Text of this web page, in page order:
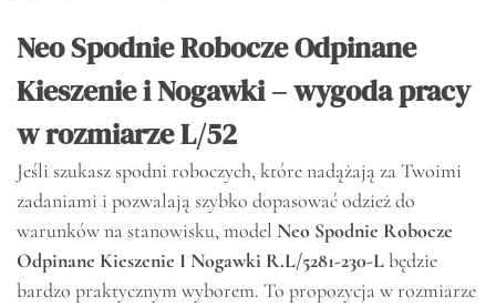
Neo Spodnie Robocze Odpinane
Kieszenie i Nogawki – wygoda pracy
w rozmiarze L/52
Jeśli szukasz spodni roboczych, które nadążają za Twoimi
zadaniami i pozwalają szybko dopasować odzież do
warunków na stanowisku, model Neo Spodnie Robocze
Odpinane Kieszenie I Nogawki R.L/5281-230-Lbędzie
bardzo praktycznym wyborem. To propozycja w rozmiarze